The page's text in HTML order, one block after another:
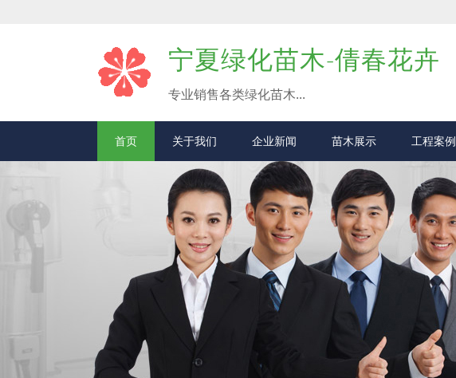
宁夏绿化苗木-倩春花卉
专业销售各类绿化苗木...
首页 关于我们 企业新闻 苗木展示 工程案例